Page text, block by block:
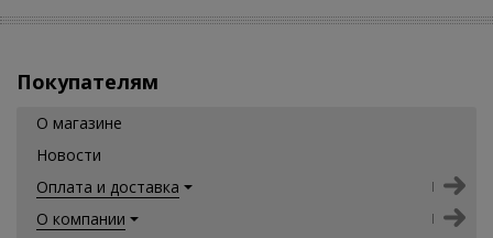
Покупателям
О магазине
Новости
Оплата и доставка
О компании